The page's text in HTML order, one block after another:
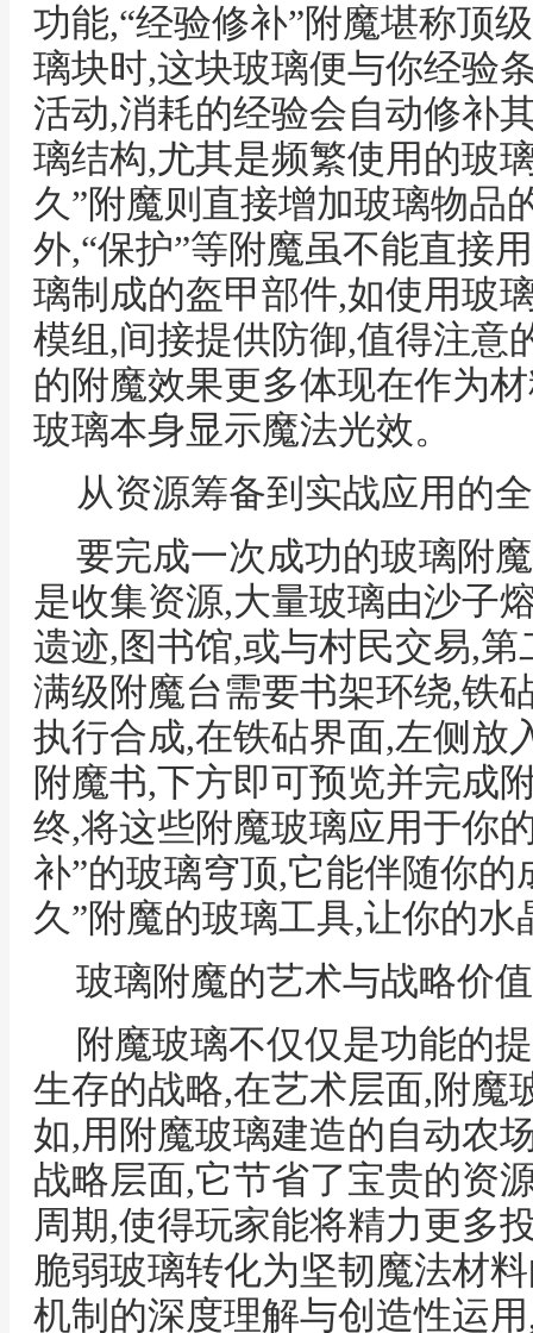
功能,“经验修补”附魔堪称顶
璃块时,这块玻璃便与你经验
活动,消耗的经验会自动修补
璃结构,尤其是频繁使用的玻
久”附魔则直接增加玻璃物品
外,“保护”等附魔虽不能直接
璃制成的盔甲部件,如使用玻
模组,间接提供防御,值得注意
的附魔效果更多体现在作为
玻璃本身显示魔法光效。
从资源筹备到实战应用的
要完成一次成功的玻璃附
是收集资源,大量玻璃由沙子
遗迹,图书馆,或与村民交易,
满级附魔台需要书架环绕,铁
执行合成,在铁砧界面,左侧放
附魔书,下方即可预览并完成
终,将这些附魔玻璃应用于你
补”的玻璃穹顶,它能伴随你
久”附魔的玻璃工具,让你的
玻璃附魔的艺术与战略价值
附魔玻璃不仅仅是功能的
生存的战略,在艺术层面,附魔
如,用附魔玻璃建造的自动农
战略层面,它节省了宝贵的资
周期,使得玩家能将精力更多
脆弱玻璃转化为坚韧魔法材
机制的深度理解与创造性运